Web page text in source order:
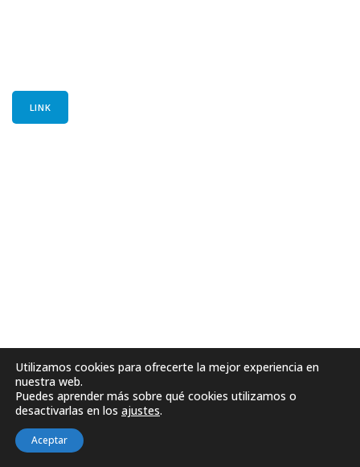
LINK
Utilizamos cookies para ofrecerte la mejor experiencia en
nuestra web.
Puedes aprender más sobre qué cookies utilizamos o
desactivarlas en los ajustes.
Aceptar